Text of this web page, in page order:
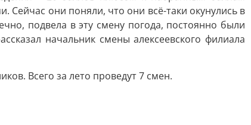
они поняли, что они всё-таки окунулись в
подвела в эту смену погода, постоянно были
начальник смены алексеевского филиала
Всего за лето проведут 7 смен.